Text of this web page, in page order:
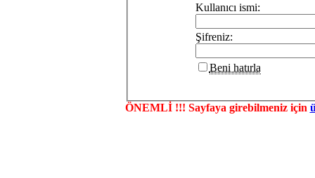
Kullanıcı ismi:
Şifreniz:
Beni hatırla
ÖNEMLİ !!! Sayfaya girebilmeniz için